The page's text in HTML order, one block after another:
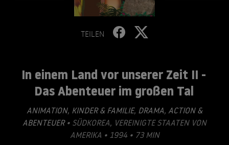
TEILEN
In einem Land vor unserer Zeit II -
Das Abenteuer im großen Tal
ANIMATION, KINDER & FAMILIE, DRAMA, ACTION &
ABENTEUER• SÜDKOREA, VEREINIGTE STAATEN VON
AMERIKA • 1994 • 73 MIN